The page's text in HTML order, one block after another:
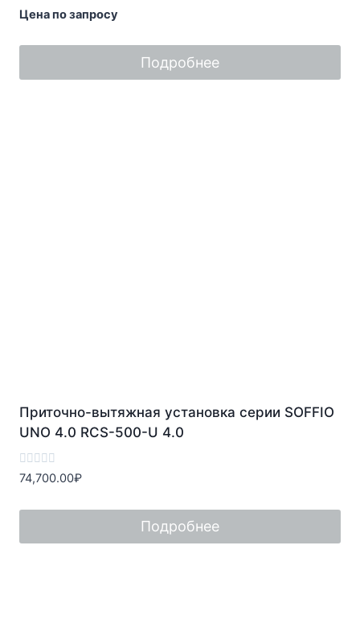
Оценка
0
5
Цена по запросу
Подробнее
Приточно-вытяжная установка серии SOFFIO
UNO 4.0 RCS-500-U 4.0
Оценка
0
5
74,700.00₽
Подробнее